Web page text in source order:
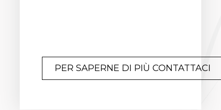
PER SAPERNE DI PIÙ CONTATTACI